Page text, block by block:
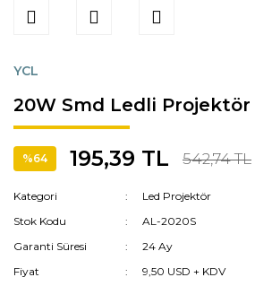
YCL
20W Smd Ledli Projektör
%64 195,39 TL 542,74 TL
Kategori
Led Projektör
Stok Kodu
AL-2020S
Garanti Süresi
24 Ay
Fiyat
9,50 USD + KDV